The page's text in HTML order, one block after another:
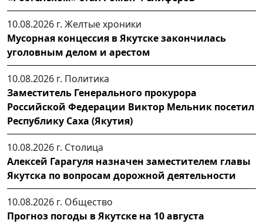
10.08.2026 г. Желтые хроники
Мусорная концессия в Якутске закончилась
уголовным делом и арестом
10.08.2026 г. Политика
Заместитель Генерального прокурора
Российской Федерации Виктор Мельник посетил
Республику Саха (Якутия)
10.08.2026 г. Столица
Алексей Гарагуля назначен заместителем главы
Якутска по вопросам дорожной деятельности
10.08.2026 г. Общество
Прогноз погоды в Якутске на 10 августа